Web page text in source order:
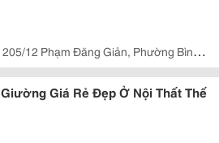
205/12 Phạm Đăng Giản, Phường Bình
Hcm.
Giá Rẻ Đẹp Ở Nội Thất Thế